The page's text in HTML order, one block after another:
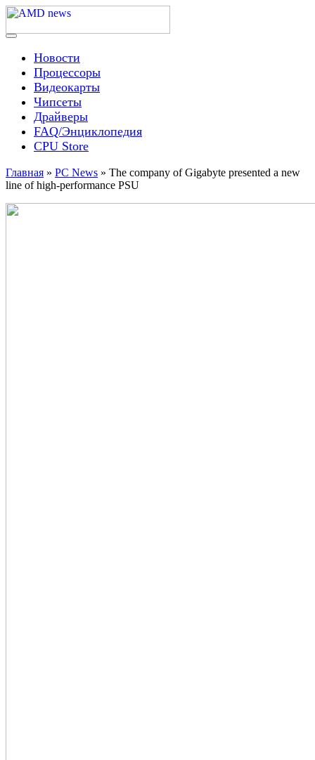
Skip
content
AMD news
Menu
Новости
Процессоры
Видеокарты
Чипсеты
Драйверы
FAQ/Энциклопедия
CPU Store
Главная » PC News » The company of Gigabyte presented a new
line of high-performance PSU